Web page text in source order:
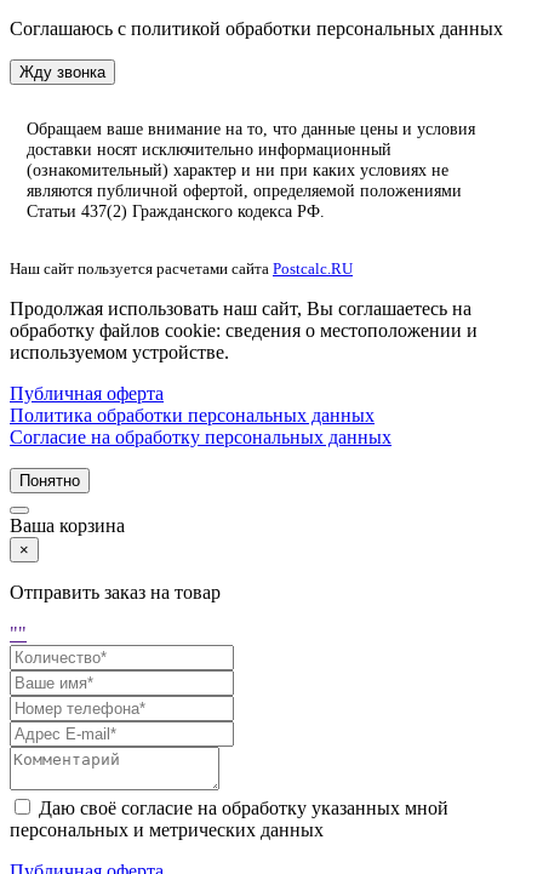
Соглашаюсь с политикой обработки персональных данных
Жду звонка
Обращаем ваше внимание на то, что данные цены и условия
доставки носят исключительно информационный
(ознакомительный) характер и ни при каких условиях не
являются публичной офертой, определяемой положениями
Статьи 437(2) Гражданского кодекса РФ.
Наш сайт пользуется расчетами сайта Postcalc.RU
Продолжая использовать наш сайт, Вы соглашаетесь на
обработку файлов cookie: сведения о местоположении и
используемом устройстве.
Публичная оферта
Политика обработки персональных данных
Согласие на обработку персональных данных
Понятно
Ваша корзина
×
Отправить заказ на товар
""
Даю своё согласие на обработку указанных мной
персональных и метрических данных